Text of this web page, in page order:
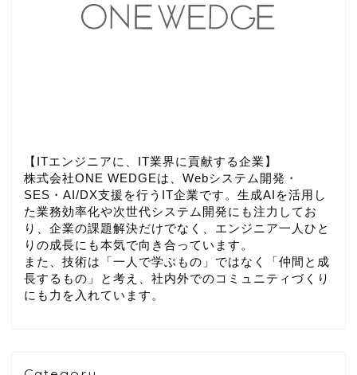
【ITエンジニアに、IT業界に貢献する企業】
株式会社ONE WEDGEは、Webシステム開発・
SES・AI/DX支援を行うIT企業です。生成AIを活用し
た業務効率化や次世代システム開発にも注力してお
り、企業の課題解決だけでなく、エンジニア一人ひと
りの成長にも本気で向き合っています。
また、技術は「一人で学ぶもの」ではなく「仲間と成
長するもの」と考え、社内外でのコミュニティづくり
にも力を入れています。